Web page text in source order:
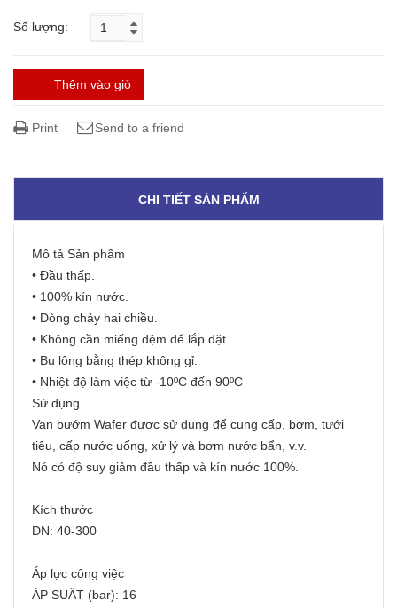
Số lượng:
Thêm vào giỏ
Print Send to a friend
CHI TIẾT SẢN PHẨM
Mô tả Sản phẩm
• Đầu thấp.
• 100% kín nước.
• Dòng chảy hai chiều.
• Không cần miếng đệm để lắp đặt.
• Bu lông bằng thép không gỉ.
• Nhiệt độ làm việc từ -10ºC đến 90ºC
Sử dụng
Van bướm Wafer được sử dụng để cung cấp, bơm, tưới
tiêu, cấp nước uống, xử lý và bơm nước bẩn, v.v.
Nó có độ suy giảm đầu thấp và kín nước 100%.
Kích thước
DN: 40-300
Áp lực công việc
ÁP SUẤT (bar): 16